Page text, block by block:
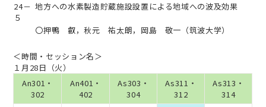
24－
５
地方への水素製造貯蔵施設設置による地域への波及効果
〇押鴨 叡，秋元 祐太朗，岡島 敬一（筑波大学）
＜時間・セッション名＞
１月28日（火）
An301・
302
An401・
402
As303・
304
As311・
312
As313・
314